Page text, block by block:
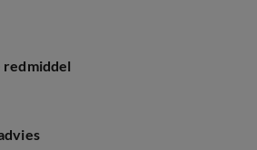
redmiddel